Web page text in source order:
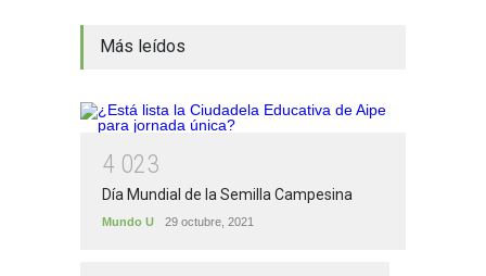
Más leídos
4 023
Día Mundial de la Semilla Campesina
Mundo U 29 octubre, 2021